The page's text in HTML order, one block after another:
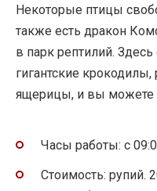
Некоторые птицы
также есть дракон
в парк рептилий.
гигантские
ящерицы, и вы можете
Часы работы: с
Стоимость: рупий.